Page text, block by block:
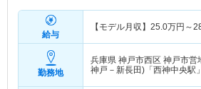
給与
【モデル月収】 25.0万円～
勤務地
兵庫県 神戸市西区 神戸市営
神戸－新長田)「西神中央駅